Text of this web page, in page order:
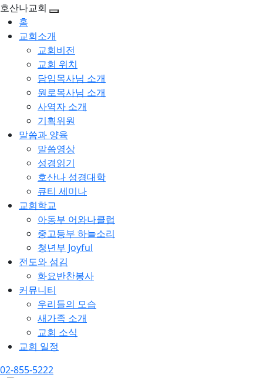
호산나교회
홈
교회소개
교회비전
교회 위치
담임목사님 소개
원로목사님 소개
사역자 소개
기획위원
말씀과 양육
말씀영상
성경읽기
호산나 성경대학
큐티 세미나
교회학교
아동부 어와나클럽
중고등부 하늘소리
청년부 Joyful
전도와 섬김
화요반찬봉사
커뮤니티
우리들의 모습
새가족 소개
교회 소식
교회 일정
02-855-5222